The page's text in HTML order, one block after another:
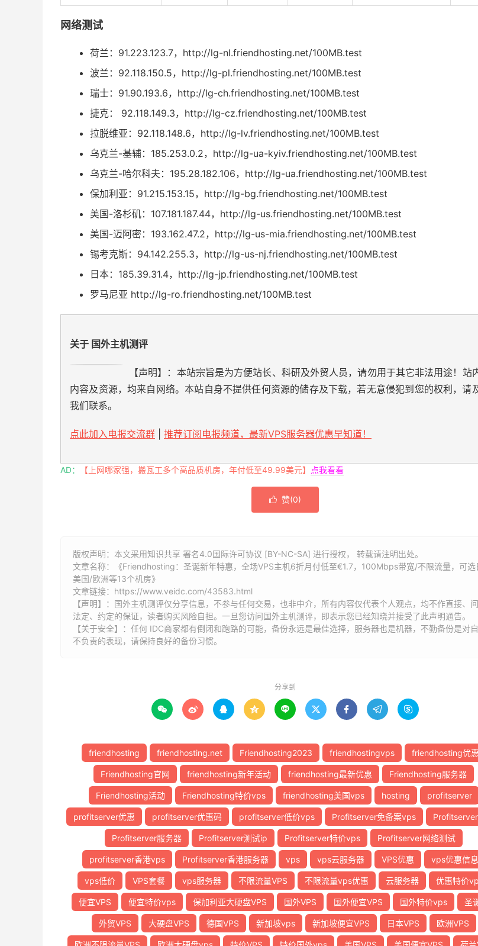
网络测试
荷兰：91.223.123.7，http://lg-nl.friendhosting.net/100MB.test
波兰：92.118.150.5，http://lg-pl.friendhosting.net/100MB.test
瑞士：91.90.193.6，http://lg-ch.friendhosting.net/100MB.test
捷克： 92.118.149.3，http://lg-cz.friendhosting.net/100MB.test
拉脱维亚：92.118.148.6，http://lg-lv.friendhosting.net/100MB.test
乌克兰-基辅：185.253.0.2，http://lg-ua-kyiv.friendhosting.net/100MB.test
乌克兰-哈尔科夫：195.28.182.106，http://lg-ua.friendhosting.net/100MB.test
保加利亚：91.215.153.15，http://lg-bg.friendhosting.net/100MB.test
美国-洛杉矶：107.181.187.44，http://lg-us.friendhosting.net/100MB.test
美国-迈阿密：193.162.47.2，http://lg-us-mia.friendhosting.net/100MB.test
锡考克斯：94.142.255.3，http://lg-us-nj.friendhosting.net/100MB.test
日本：185.39.31.4，http://lg-jp.friendhosting.net/100MB.test
罗马尼亚 http://lg-ro.friendhosting.net/100MB.test
关于 国外主机测评
【声明】：本站宗旨是为方便站长、科研及外贸人员，请勿用于其它非法用途！站
内容及资源，均来自网络。本站自身不提供任何资源的储存及下载，若无意侵犯到您的权利，请
我们联系。
点此加入电报交流群 推荐订阅电报频道，最新VPS服务器优惠早知道！
AD： 【上网哪家强，搬瓦工多个高品质机房，年付低至49.99美元】 点我看看
 赞(0)
版权声明：本文采用知识共享 署名4.0国际许可协议 [BY-NC-SA] 进行授权， 转载请注明出处。
文章名称：《Friendhosting：圣诞新年特惠，全场VPS主机6折月付低至€1.7，100Mbps带宽/不限流量，可选
美国/欧洲等13个机房》
文章链接： https://www.veidc.com/43583.html
【声明】：国外主机测评仅分享信息，不参与任何交易，也非中介，所有内容仅代表个人观点，均不作直接、间
法定、约定的保证，读者购买风险自担。一旦您访问国外主机测评，即表示您已经知晓并接受了此声明通告。
【关于安全】：任何 IDC商家都有倒闭和跑路的可能，备份永远是最佳选择，服务器也是机器，不勤备份是对
不负责的表现，请保持良好的备份习惯。
分享到
        
friendhosting friendhosting.net Friendhosting2023 friendhostingvps friendhosting优惠
Friendhosting官网 friendhosting新年活动 friendhosting最新优惠 Friendhosting服务器
Friendhosting活动 Friendhosting特价vps friendhosting美国vps hosting profitserver
profitserver优惠 profitserver优惠码 profitserver低价vps Profitserver免备案vps
Profitserver服务器 Profitserver测试ip Profitserver特价vps Profitserver网络测试
profitserver香港vps Profitserver香港服务器 vps vps云服务器 VPS优惠 vps优惠信息
vps低价 VPS套餐 vps服务器 不限流量VPS 不限流量vps优惠 云服务器 优惠特价
便宜VPS 便宜特价vps 保加利亚大硬盘VPS 国外VPS 国外便宜VPS 国外特价vps 圣
外贸VPS 大硬盘VPS 德国VPS 新加坡vps 新加坡便宜VPS 日本VPS 欧洲VPS